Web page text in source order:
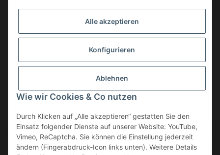
Alle akzeptieren
Konfigurieren
Ablehnen
Wie wir Cookies & Co nutzen
Durch Klicken auf „Alle akzeptieren“ gestatten Sie den
Einsatz folgender Dienste auf unserer Website: YouTube,
Vimeo, ReCaptcha. Sie können die Einstellung jederzeit
ändern (Fingerabdruck-Icon links unten). Weitere Details
Gesetzliche Informationen
Informationen
Service
Vertrag widerrufen
* Alle Preise inkl. gesetzlicher USt., zzgl.Versand